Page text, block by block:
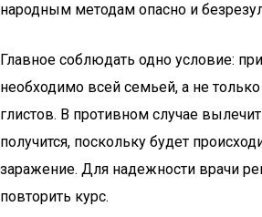
народным методам опасно и
Главное соблюдать одно условие:
необходимо всей семьей, а не
глистов. В противном случае
получится, поскольку будет
заражение. Для надежности врачи
повторить курс.